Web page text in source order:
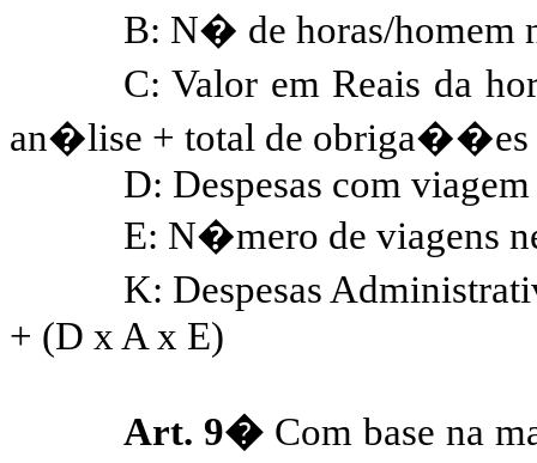
B: N� de horas/homem
C: Valor em Reais da
an�lise + total de obriga��es
D: Despesas com viagem
E: N�mero de viagens
K: Despesas
+ (D x A x E)
Art. 9� Com base na